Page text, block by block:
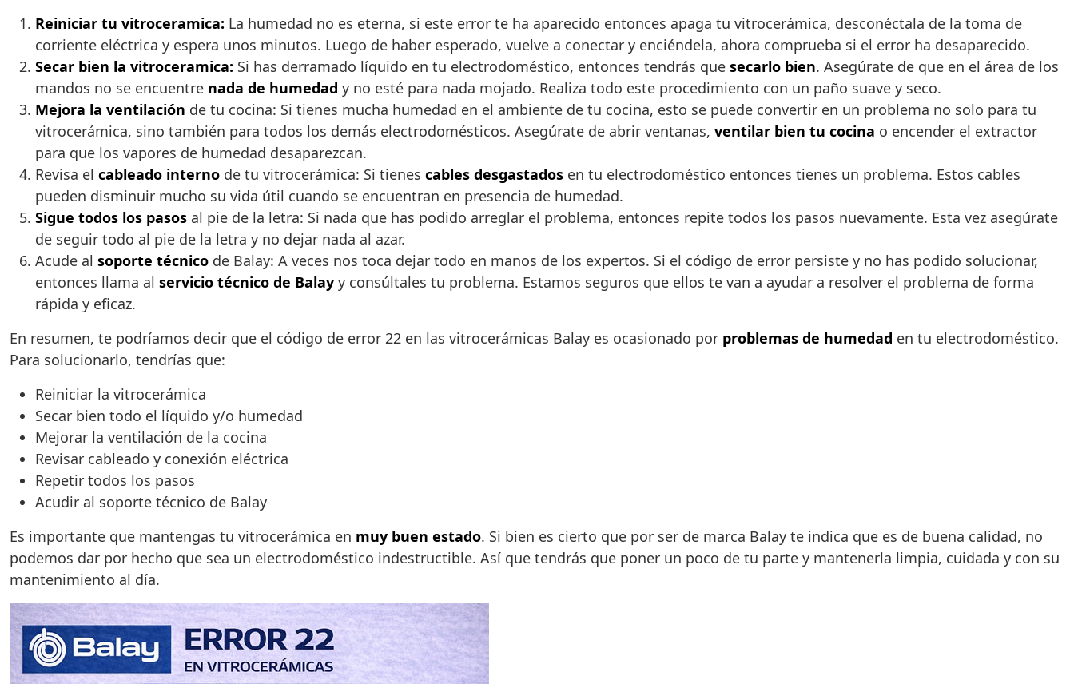
Reiniciar tu vitroceramica: La humedad no es eterna, si este error te ha aparecido entonces apaga tu vitrocerámica, desconéctala de la toma de
corriente eléctrica y espera unos minutos. Luego de haber esperado, vuelve a conectar y enciéndela, ahora comprueba si el error ha desaparecido.
Secar bien la vitroceramica: Si has derramado líquido en tu electrodoméstico, entonces tendrás que secarlo bien. Asegúrate de que en el área de los
mandos no se encuentre nada de humedad y no esté para nada mojado. Realiza todo este procedimiento con un paño suave y seco.
Mejora la ventilación de tu cocina: Si tienes mucha humedad en el ambiente de tu cocina, esto se puede convertir en un problema no solo para tu
vitrocerámica, sino también para todos los demás electrodomésticos. Asegúrate de abrir ventanas, ventilar bien tu cocina o encender el extractor
para que los vapores de humedad desaparezcan.
Revisa el cableado interno de tu vitrocerámica: Si tienes cables desgastados en tu electrodoméstico entonces tienes un problema. Estos cables
pueden disminuir mucho su vida útil cuando se encuentran en presencia de humedad.
Sigue todos los pasos al pie de la letra: Si nada que has podido arreglar el problema, entonces repite todos los pasos nuevamente. Esta vez asegúrate
de seguir todo al pie de la letra y no dejar nada al azar.
Acude al soporte técnico de Balay: A veces nos toca dejar todo en manos de los expertos. Si el código de error persiste y no has podido solucionar,
entonces llama al servicio técnico de Balay y consúltales tu problema. Estamos seguros que ellos te van a ayudar a resolver el problema de forma
rápida y eficaz.
En resumen, te podríamos decir que el código de error 22 en las vitrocerámicas Balay es ocasionado por problemas de humedad en tu electrodoméstico.
Para solucionarlo, tendrías que:
Reiniciar la vitrocerámica
Secar bien todo el líquido y/o humedad
Mejorar la ventilación de la cocina
Revisar cableado y conexión eléctrica
Repetir todos los pasos
Acudir al soporte técnico de Balay
Es importante que mantengas tu vitrocerámica en muy buen estado. Si bien es cierto que por ser de marca Balay te indica que es de buena calidad, no
podemos dar por hecho que sea un electrodoméstico indestructible. Así que tendrás que poner un poco de tu parte y mantenerla limpia, cuidada y con su
mantenimiento al día.